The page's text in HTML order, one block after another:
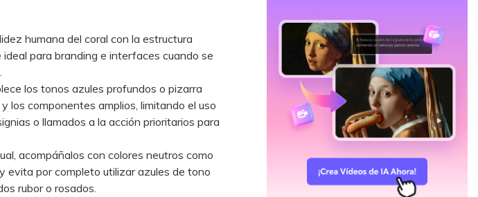
humana del coral con la estructura
para branding e interfaces cuando se
los tonos azules profundos o pizarra
los componentes amplios, limitando el uso
o llamados a la acción prioritarios para
acompáñalos con colores neutros como
evita por completo utilizar azules de tono
rubor o rosados.